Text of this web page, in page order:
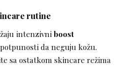
rutine
intenzivniboost
da neguju kožu.
sa ostatkom skincare režima